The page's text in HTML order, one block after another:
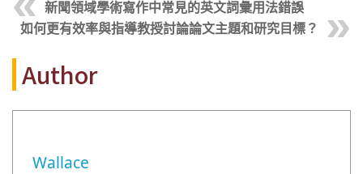
新聞領域學術寫作中常見的英文詞彙用法錯誤
如何更有效率與指導教授討論論文主題和研究目標？
Author
Wallace